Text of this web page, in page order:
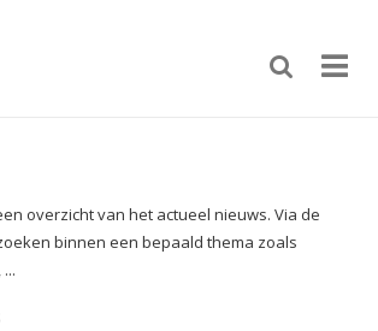
overzicht van het actueel nieuws. Via de
binnen een bepaald thema zoals